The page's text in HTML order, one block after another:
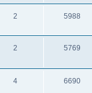
2 5988
2 5769
4 6690